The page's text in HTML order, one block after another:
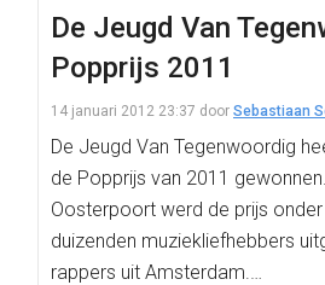
De Jeugd Van
Popprijs 2011
14 januari 2012 23:37 door Sebastiaan
De Jeugd Van Tegenwoordig
de Popprijs van 2011
Oosterpoort werd de prijs
duizenden muziekliefhebbers
rappers uit Amsterdam.…